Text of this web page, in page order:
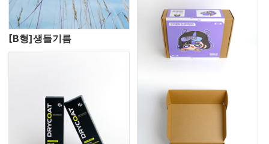
[B형]생들기름